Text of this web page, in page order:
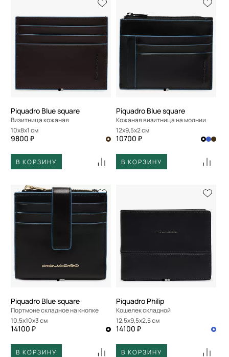
Piquadro Blue square
Визитница кожаная
10x8x1 см
9800 ₽
В КОРЗИНУ
Piquadro Blue square
Кожаная визитница на молнии
12x9,5x2 см
10700 ₽
В КОРЗИНУ
Piquadro Blue square
Портмоне складное на кнопке
10,5x10x3 см
14100 ₽
В КОРЗИНУ
Piquadro Philip
Кошелек складной
12,5x9,5x2,5 см
14100 ₽
В КОРЗИНУ